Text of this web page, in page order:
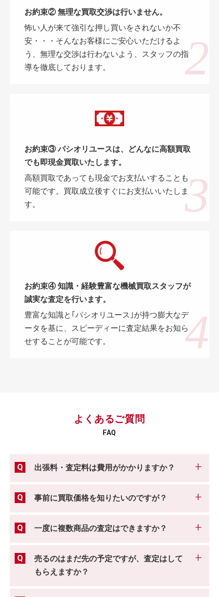
お約束② 無理な買取交渉は行いません。
怖い人が来て強引な押し買いをされないか不
安・・・そんなお客様にご安心いただけるよ
う、無理な交渉は行わないよう、スタッフの指
導を徹底しております。
お約束③ パシオリユースは、どんなに高額買取
でも即現金買取いたします。
高額買取であっても現金でお支払いすることも
可能です。買取成立後すぐにお支払いいたしま
す。
お約束④ 知識・経験豊富な機械買取スタッフが
誠実な査定を行います。
豊富な知識と｢パシオリユース｣が持つ膨大なデ
ータを基に、スピーディーに査定結果をお知ら
せすることが可能です。
よくあるご質問
FAQ
出張料・査定料は費用がかかりますか？
事前に買取価格を知りたいのですが？
一度に複数商品の査定はできますか？
売るのはまだ先の予定ですが、査定はして
もらえますか？